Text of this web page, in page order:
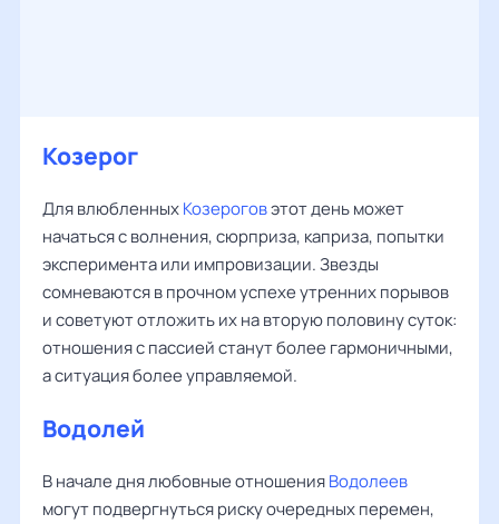
Козерог
Для влюбленныхКозероговэтот день может
начаться с волнения, сюрприза, каприза, попытки
эксперимента или импровизации. Звезды
сомневаются в прочном успехе утренних порывов
и советуют отложить их на вторую половину суток:
отношения с пассией станут более гармоничными,
а ситуация более управляемой.
Водолей
В начале дня любовные отношенияВодолеев
могут подвергнуться риску очередных перемен,